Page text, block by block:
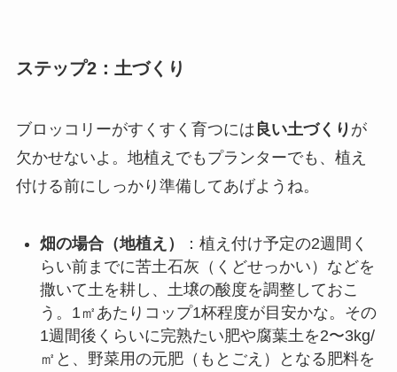
ステップ2：土づくり
ブロッコリーがすくすく育つには 良い土づくり が
欠かせないよ。地植えでもプランターでも、植え
付ける前にしっかり準備してあげようね。
畑の場合（地植え）
：植え付け予定の2週間く
らい前までに苦土石灰（くどせっかい）などを
撒いて土を耕し、土壌の酸度を調整しておこ
う。1㎡あたりコップ1杯程度が目安かな。その
1週間後くらいに完熟たい肥や腐葉土を2〜3kg/
㎡と、野菜用の元肥（もとごえ）となる肥料を